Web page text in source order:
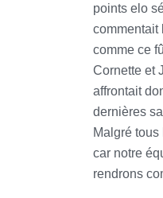
points elo
commentait
comme ce
Cornette et
affrontait
dernières
Malgré tous
car notre
rendrons